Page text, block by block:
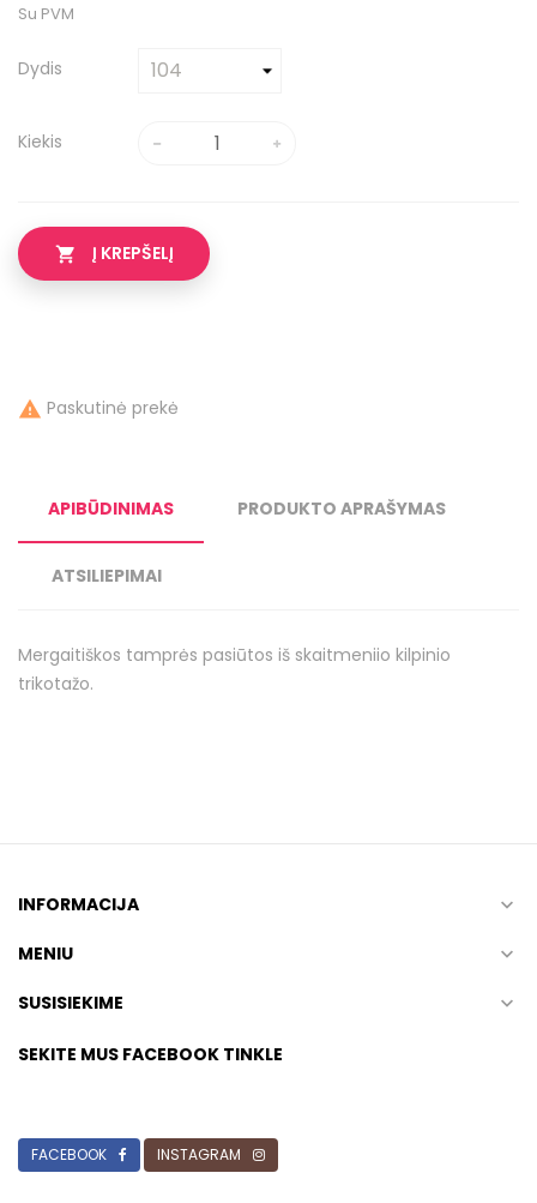
Su PVM
Dydis
Kiekis
 Į KREPŠELĮ
 Paskutinė prekė
APIBŪDINIMAS PRODUKTO APRAŠYMAS
ATSILIEPIMAI
Mergaitiškos tamprės pasiūtos iš skaitmeniio kilpinio
trikotažo.
INFORMACIJA

MENIU

SUSISIEKIME

SEKITE MUS FACEBOOK TINKLE
FACEBOOK INSTAGRAM